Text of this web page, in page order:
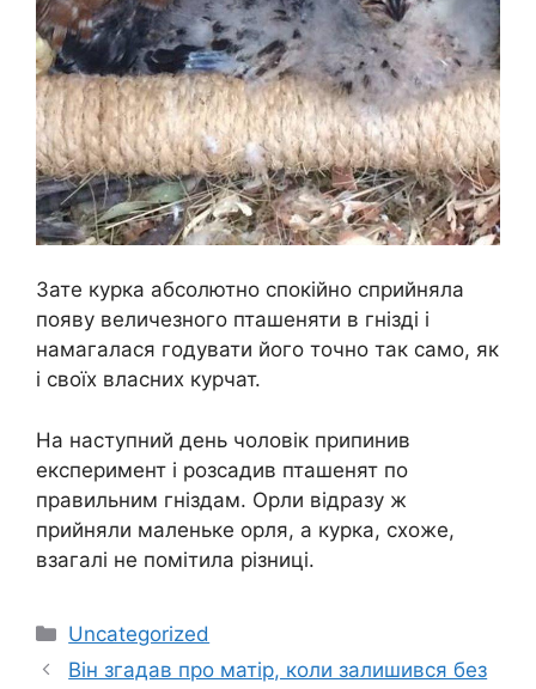
Зате курка абсолютно спокійно сприйняла
появу величезного пташеняти в гнізді і
намагалася годувати його точно так само, як
і своїх власних курчат.
На наступний день чоловік припинив
експеримент і розсадив пташенят по
правильним гніздам. Орли відразу ж
прийняли маленьке орля, а курка, схоже,
взагалі не помітила різниці.
Категорії
Uncategorized
Він згадав про матір, коли залишився без